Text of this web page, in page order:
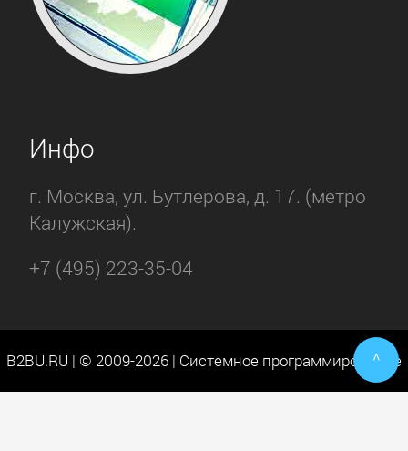
Инфо
г. Москва, ул. Бутлерова, д. 17. (метро
Калужская).
+7 (495) 223-35-04
B2BU.RU | © 2009-2026 | Системное программирование
^